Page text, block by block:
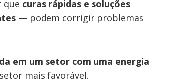
que curas rápidas e soluções
— podem corrigir problemas
em um setor com uma energia
mais favorável.